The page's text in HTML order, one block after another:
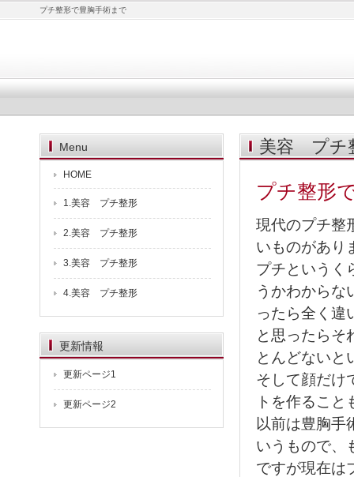
プチ整形で豊胸手術まで
美容 プチ
プチ整形
現代のプチ整
いものがあり
プチというく
うかわからな
ったら全く違
と思ったらそ
とんどないと
そして顔だけ
トを作ること
以前は豊胸手
いうもので、
ですが現在は
Menu
HOME
1.美容 プチ整形
2.美容 プチ整形
3.美容 プチ整形
4.美容 プチ整形
更新情報
更新ページ1
更新ページ2